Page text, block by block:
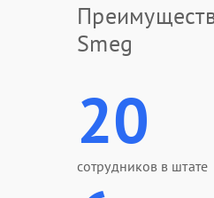
Smeg
20
сотрудников в штате